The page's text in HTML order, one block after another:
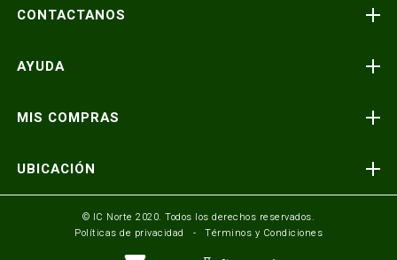
CONTACTANOS
Atención telefónica
Consultas y reclamos
Seguinos en:
AYUDA
Preguntas frecuentes
Términos y condiciones
Formulario de contacto
Mundo IC Norte
MIS COMPRAS
Envíos y entregas
UBICACIÓN
Av. Busch y 3er Anillo Santa Cruz, Bolivia
Av. America esq. Av. Pando Cochabamba, Bolivia
© IC Norte 2020. Todos los derechos reservados.
Políticas de privacidad
Términos y Condiciones